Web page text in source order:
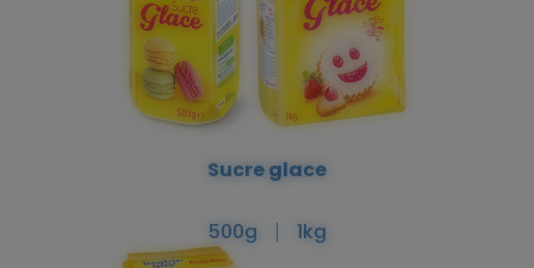
Sucre glace
500g 1kg